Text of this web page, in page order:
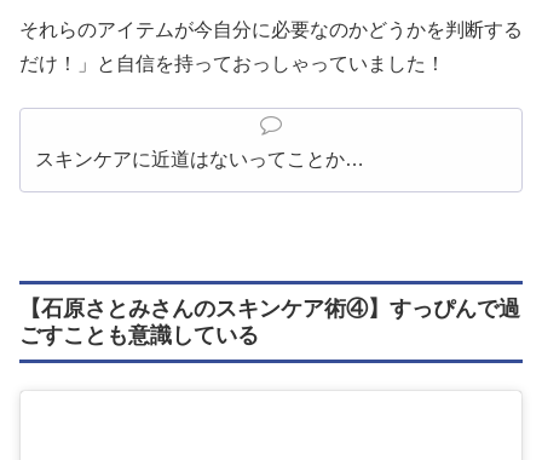
それらのアイテムが今自分に必要なのかどうかを判断する
だけ！」と自信を持っておっしゃっていました！
スキンケアに近道はないってことか…
【石原さとみさんのスキンケア術④】すっぴんで過
ごすことも意識している